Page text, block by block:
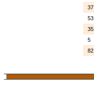
37
53
35
5
82